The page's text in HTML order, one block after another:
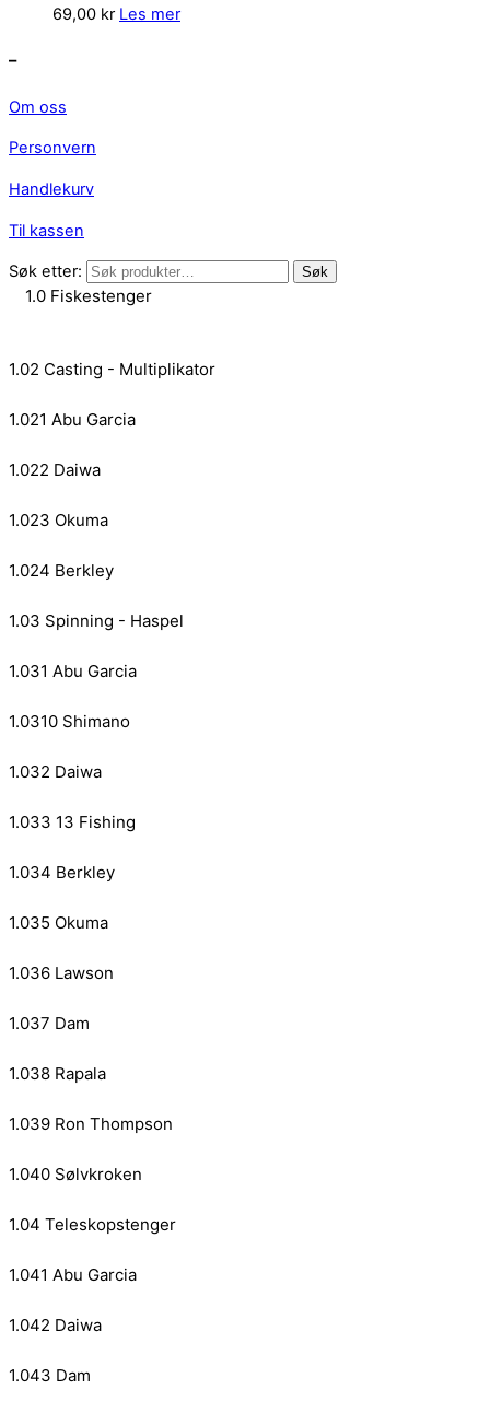
69,00 kr Les mer
–
Om oss
Personvern
Handlekurv
Til kassen
Søk etter: Søk
1.0 Fiskestenger
1.02 Casting - Multiplikator
1.021 Abu Garcia
1.022 Daiwa
1.023 Okuma
1.024 Berkley
1.03 Spinning - Haspel
1.031 Abu Garcia
1.0310 Shimano
1.032 Daiwa
1.033 13 Fishing
1.034 Berkley
1.035 Okuma
1.036 Lawson
1.037 Dam
1.038 Rapala
1.039 Ron Thompson
1.040 Sølvkroken
1.04 Teleskopstenger
1.041 Abu Garcia
1.042 Daiwa
1.043 Dam